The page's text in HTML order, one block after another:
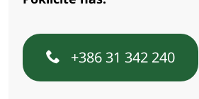
+386 31 342 240